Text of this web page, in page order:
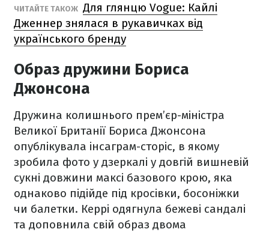
ЧИТАЙТЕ ТАКОЖ Для глянцю Vogue: Кайлі
Дженнер знялася в рукавичках від
українського бренду
Образ дружини Бориса
Джонсона
Дружина колишнього прем’єр-міністра
Великої Британії Бориса Джонсона
опублікувала інсаграм-сторіс, в якому
зробила фото у дзеркалі у довгій вишневій
сукні довжини максі базового крою, яка
однаково підійде під кросівки, босоніжки
чи балетки. Керрі одягнула бежеві сандалі
та доповнила свій образ двома